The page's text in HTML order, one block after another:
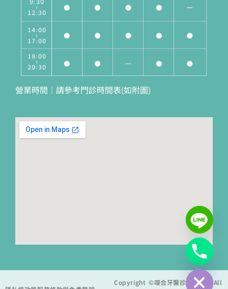
營業時間｜請參考門診時間表(如附圖)
Copyright ©噬合牙醫診所 2025 All
Hide chaty